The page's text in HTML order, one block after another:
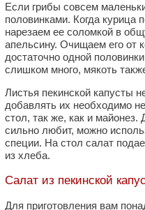
Если грибы совсем
половинками. Когда курица
нарезаем ее соломкой в
апельсину. Очищаем его от
достаточно одной
слишком много, мякоть
Листья пекинской капусты
добавлять их необходимо
стол, так же, как и майонез.
сильно любит, можно
специи. На стол салат
из хлеба.
Салат из пекинской
Для приготовления вам